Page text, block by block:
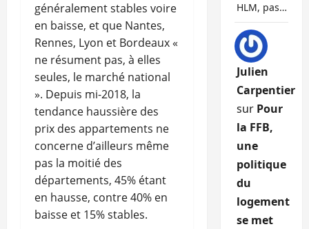
généralement stables voire
en baisse, et que Nantes,
Rennes, Lyon et Bordeaux «
ne résument pas, à elles
seules, le marché national
». Depuis mi-2018, la
tendance haussière des
prix des appartements ne
concerne d’ailleurs même
pas la moitié des
départements, 45% étant
en hausse, contre 40% en
baisse et 15% stables.
HLM, pas…
Julien
Carpentier
sur Pour
la FFB,
une
politique
du
logement
se met